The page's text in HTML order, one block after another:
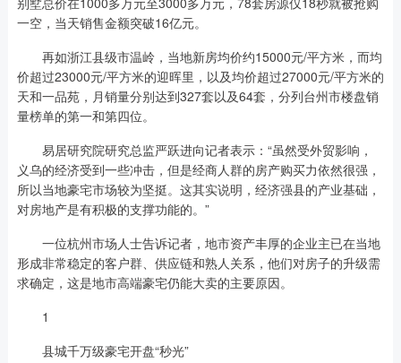
一空，当天销售金额突破16亿元。
再如浙江县级市温岭，当地新房均价约15000元/平方米，而均
价超过23000元/平方米的迎晖里，以及均价超过27000元/平方米的
天和一品苑，月销量分别达到327套以及64套，分列台州市楼盘销
量榜单的第一和第四位。
易居研究院研究总监严跃进向记者表示：“虽然受外贸影响，
义乌的经济受到一些冲击，但是经商人群的房产购买力依然很强，
所以当地豪宅市场较为坚挺。这其实说明，经济强县的产业基础，
对房地产是有积极的支撑功能的。”
一位杭州市场人士告诉记者，地市资产丰厚的企业主已在当地
形成非常稳定的客户群、供应链和熟人关系，他们对房子的升级需
求确定，这是地市高端豪宅仍能大卖的主要原因。
1
县城千万级豪宅开盘“秒光”